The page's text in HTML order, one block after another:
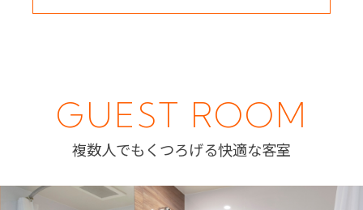
GUEST ROOM
複数人でもくつろげる快適な客室